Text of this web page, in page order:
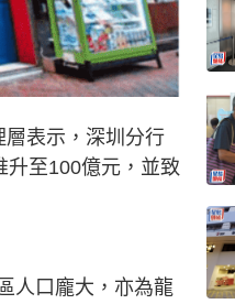
表示，深圳分行
升至100億元，並致
人口龐大，亦為龍